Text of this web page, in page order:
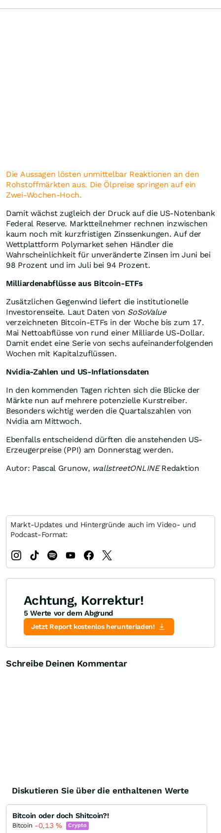
Die Aussagen lösten unmittelbar Reaktionen an den
Rohstoffmärkten aus. Die Ölpreise springen auf ein
Zwei-Wochen-Hoch.
Damit wächst zugleich der Druck auf die US-Notenbank
Federal Reserve. Marktteilnehmer rechnen inzwischen
kaum noch mit kurzfristigen Zinssenkungen. Auf der
Wettplattform Polymarket sehen Händler die
Wahrscheinlichkeit für unveränderte Zinsen im Juni bei
98 Prozent und im Juli bei 94 Prozent.
Milliardenabflüsse aus Bitcoin-ETFs
Zusätzlichen Gegenwind liefert die institutionelle
Investorenseite. Laut Daten von SoSoValue
verzeichneten Bitcoin-ETFs in der Woche bis zum 17.
Mai Nettoabflüsse von rund einer Milliarde US-Dollar.
Damit endet eine Serie von sechs aufeinanderfolgenden
Wochen mit Kapitalzuflüssen.
Nvidia-Zahlen und US-Inflationsdaten
In den kommenden Tagen richten sich die Blicke der
Märkte nun auf mehrere potenzielle Kurstreiber.
Besonders wichtig werden die Quartalszahlen von
Nvidia am Mittwoch.
Ebenfalls entscheidend dürften die anstehenden US-
Erzeugerpreise (PPI) am Donnerstag werden.
Autor: Pascal Grunow, wallstreetONLINERedaktion
Markt-Updates und Hintergründe auch im Video- und
Podcast-Format:
Achtung, Korrektur!
5 Werte vor dem Abgrund
Jetzt Report kostenlos herunterladen!
Schreibe Deinen Kommentar
Diskutieren Sie über die enthaltenen Werte
Bitcoin oder doch Shitcoin?!
Bitcoin -0,13% Crypto